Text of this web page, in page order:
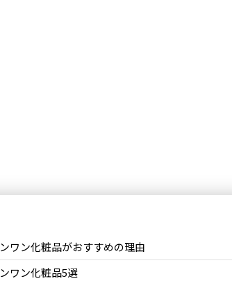
ワン化粧品がおすすめの理由
ワン化粧品5選